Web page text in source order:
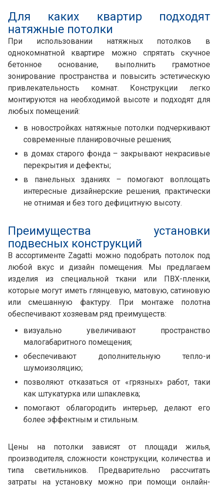
Для каких квартир подходят
натяжные потолки
При использовании натяжных потолков в
однокомнатной квартире можно спрятать скучное
бетонное основание, выполнить грамотное
зонирование пространства и повысить эстетическую
привлекательность комнат. Конструкции легко
монтируются на необходимой высоте и подходят для
любых помещений:
в новостройках натяжные потолки подчеркивают
современные планировочные решения;
в домах старого фонда – закрывают некрасивые
перекрытия и дефекты;
в панельных зданиях – помогают воплощать
интересные дизайнерские решения, практически
не отнимая и без того дефицитную высоту.
Преимущества установки
подвесных конструкций
В ассортименте Zagatti можно подобрать потолок под
любой вкус и дизайн помещения. Мы предлагаем
изделия из специальной ткани или ПВХ-пленки,
которые могут иметь глянцевую, матовую, сатиновую
или смешанную фактуру. При монтаже полотна
обеспечивают хозяевам ряд преимуществ:
визуально увеличивают пространство
малогабаритного помещения;
обеспечивают дополнительную тепло-и
шумоизоляцию;
позволяют отказаться от «грязных» работ, таки
как штукатурка или шпаклевка;
помогают облагородить интерьер, делают его
более эффектным и стильным.
Цены на потолки зависят от площади жилья,
производителя, сложности конструкции, количества и
типа светильников. Предварительно рассчитать
затраты на установку можно при помощи онлайн-